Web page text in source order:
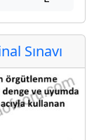
Sınavı